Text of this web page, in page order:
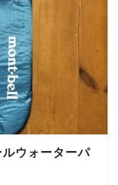
ウォーターパ